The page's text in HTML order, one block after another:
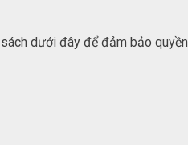
dưới đây để đảm bảo